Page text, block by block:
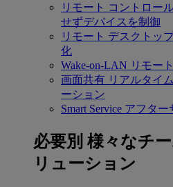
リモート コントロー
せずデバイスを制御
リモート デスクトッ
化
Wake-on-LAN リモー
画面共有 リアルタイ
ーション
Smart Service アフター
必要別 様々なチ
リューション